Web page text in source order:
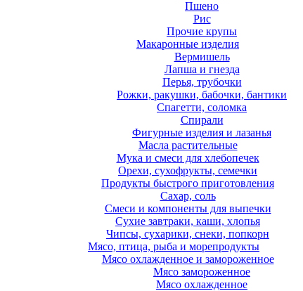
Пшено
Рис
Прочие крупы
Макаронные изделия
Вермишель
Лапша и гнезда
Перья, трубочки
Рожки, ракушки, бабочки, бантики
Спагетти, соломка
Спирали
Фигурные изделия и лазанья
Масла растительные
Мука и смеси для хлебопечек
Орехи, сухофрукты, семечки
Продукты быстрого приготовления
Сахар, соль
Смеси и компоненты для выпечки
Сухие завтраки, каши, хлопья
Чипсы, сухарики, снеки, попкорн
Мясо, птица, рыба и морепродукты
Мясо охлажденное и замороженное
Мясо замороженное
Мясо охлажденное